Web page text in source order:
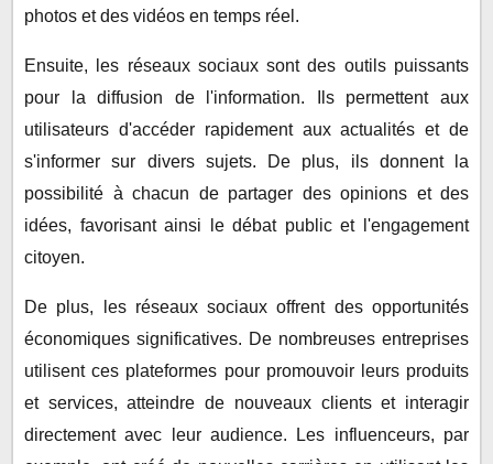
photos et des vidéos en temps réel.
Ensuite, les réseaux sociaux sont des outils puissants
pour la diffusion de l'information. Ils permettent aux
utilisateurs d'accéder rapidement aux actualités et de
s'informer sur divers sujets. De plus, ils donnent la
possibilité à chacun de partager des opinions et des
idées, favorisant ainsi le débat public et l'engagement
citoyen.
De plus, les réseaux sociaux offrent des opportunités
économiques significatives. De nombreuses entreprises
utilisent ces plateformes pour promouvoir leurs produits
et services, atteindre de nouveaux clients et interagir
directement avec leur audience. Les influenceurs, par